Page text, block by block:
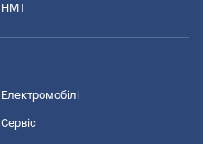
НМТ
Електромобілі
Сервіс